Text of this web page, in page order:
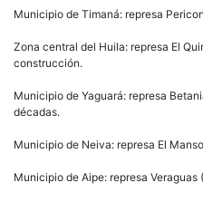
Municipio de Timaná: represa
Zona central del Huila: represa El
construcción.
Municipio de Yaguará: represa
décadas.
Municipio de Neiva: represa El
Municipio de Aipe: represa Veraguas